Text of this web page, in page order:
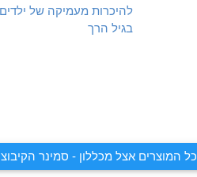
כל המוצרים אצל מכללון - סמינר